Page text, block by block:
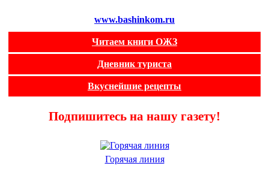
www.bashinkom.ru
Читаем книги ОЖЗ
Дневник туриста
Вкуснейшие рецепты
Подпишитесь на нашу газету!
Горячая линия